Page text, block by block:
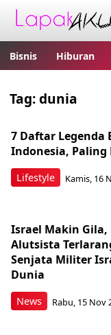
Bisnis Hiburan
Tag:dunia
Lifestyle
7 Daftar Legenda
Indonesia,
Kamis, 16
News
Israel Makin
Alutsista
Senjata Militer
Dunia
Rabu, 15 Nov